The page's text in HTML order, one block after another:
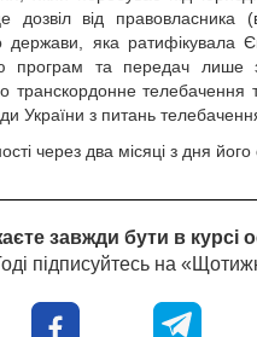
дозвіл від
яка ратифікувала
програм та передач лише
транскордонне
України з питань
через два місяці з дня його
завжди бути в курсі
підписуйтесь на